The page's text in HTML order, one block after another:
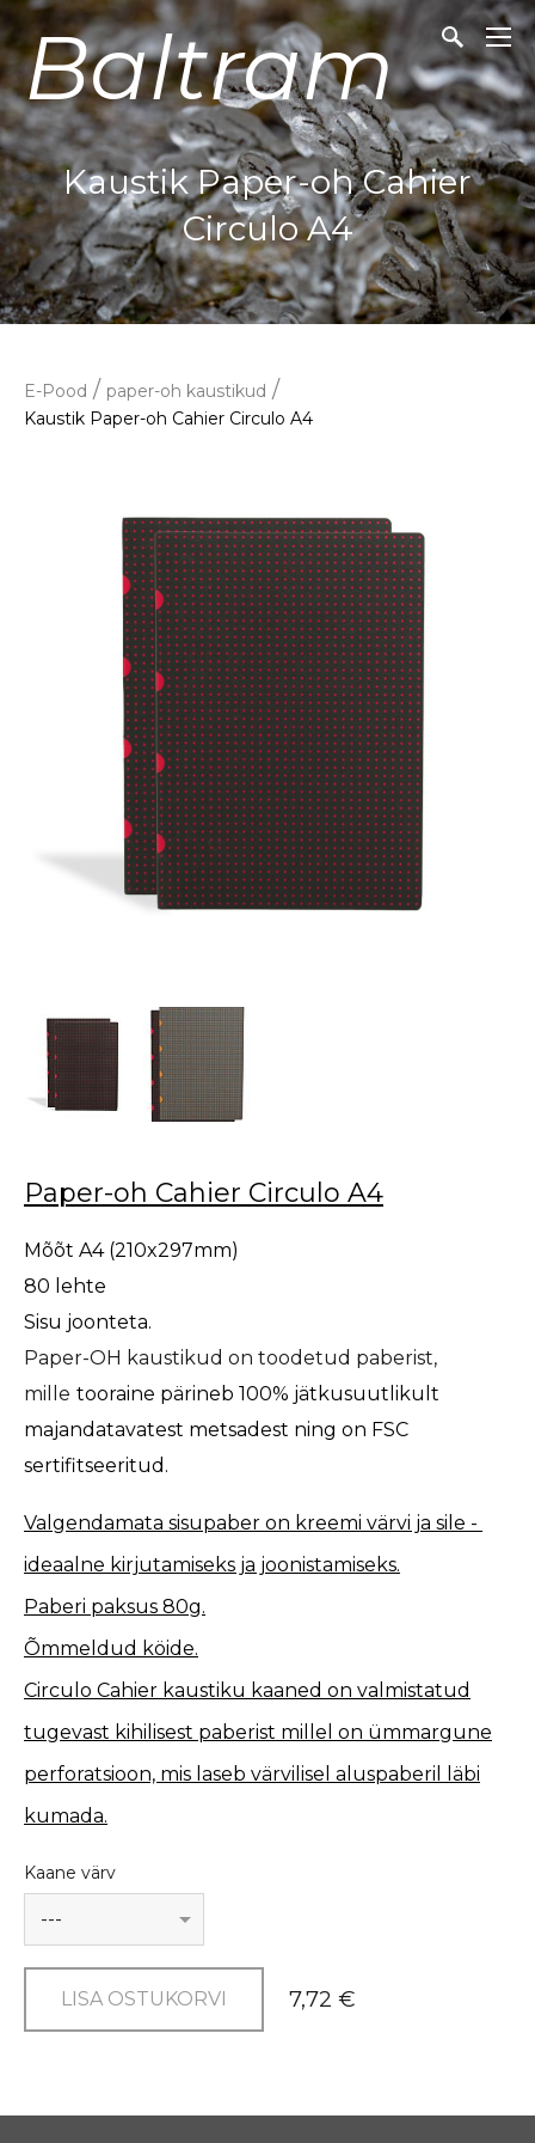
Baltram
Kaustik Paper-oh Cahier
Circulo A4
E-Pood / paper-oh kaustikud /
Kaustik Paper-oh Cahier Circulo A4
Paper-oh Cahier Circulo A4
Mõõt A4 (210x297mm)
80 lehte
Sisu joonteta.
Paper-OH kaustikud on toodetud paberist,
mille tooraine pärineb 100% jätkusuutlikult
majandatavatest metsadest ning on FSC
sertifitseeritud.
Valgendamata sisupaber on kreemi värvi ja sile -
ideaalne kirjutamiseks ja joonistamiseks.
Paberi paksus 80g.
Õmmeldud köide.
Circulo Cahier kaustiku kaaned on valmistatud
tugevast kihilisest paberist millel on ümmargune
perforatsioon, mis laseb värvilisel aluspaberil läbi
kumada.
Kaane värv
LISA OSTUKORVI 7,72 €